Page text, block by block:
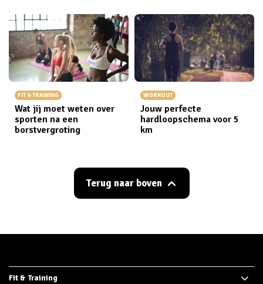
FIT & TRAINING
Wat jij moet weten over
sporten na een
borstvergroting
WORKOUT
Jouw perfecte
hardloopschema voor 5
km
Terug naar boven
Fit & Training